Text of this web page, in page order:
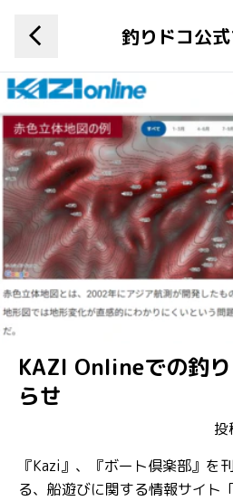
釣りドコ公
KAZI Onlineでの釣
らせ
『Kazi』、『ボート倶楽部』を
る、船遊びに関する情報サイト